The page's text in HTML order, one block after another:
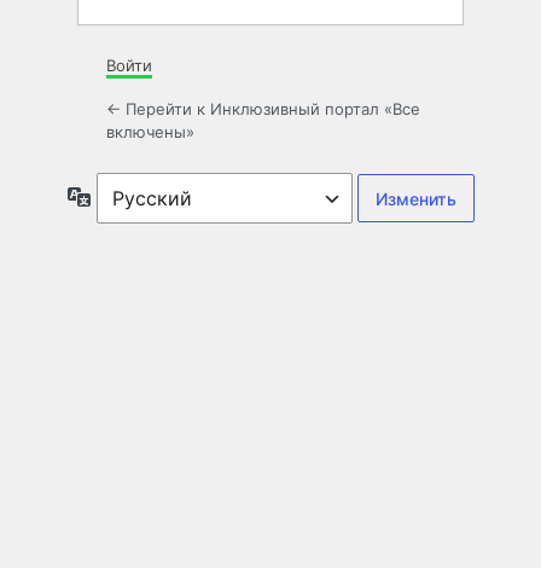
Войти
← Перейти к Инклюзивный портал «Все
включены»
Язык